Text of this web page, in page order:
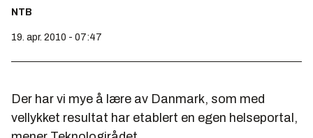
NTB
19. apr. 2010 - 07:47
Der har vi mye å lære av Danmark, som med
vellykket resultat har etablert en egen helseportal,